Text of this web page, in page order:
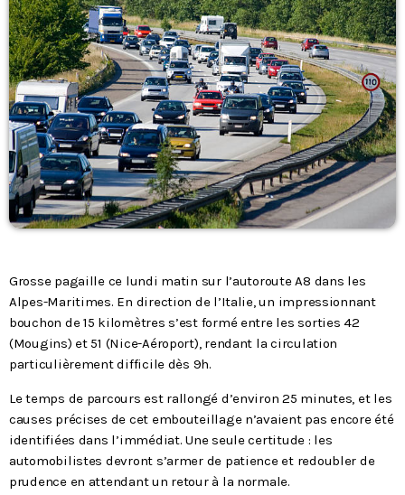
Podcasts
L’équipe
Contact
Contacts
Grosse pagaille ce lundi matin sur l’autoroute A8 dans les
Alpes-Maritimes. En direction de l’Italie, un impressionnant
bouchon de 15 kilomètres s’est formé entre les sorties 42
(Mougins) et 51 (Nice-Aéroport), rendant la circulation
particulièrement difficile dès 9h.
Le temps de parcours est rallongé d’environ 25 minutes, et les
causes précises de cet embouteillage n’avaient pas encore été
identifiées dans l’immédiat. Une seule certitude : les
automobilistes devront s’armer de patience et redoubler de
prudence en attendant un retour à la normale.